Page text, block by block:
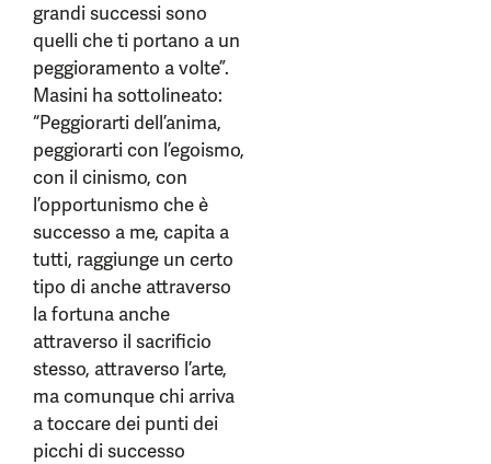
grandi successi sono
quelli che ti portano a un
peggioramento a volte”.
Masini ha sottolineato:
“Peggiorarti dell’anima,
peggiorarti con l’egoismo,
con il cinismo, con
l’opportunismo che è
successo a me, capita a
tutti, raggiunge un certo
tipo di anche attraverso
la fortuna anche
attraverso il sacrificio
stesso, attraverso l’arte,
ma comunque chi arriva
a toccare dei punti dei
picchi di successo